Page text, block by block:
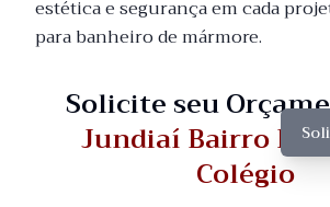
estética e segurança em cada
para banheiro de mármore.
Solicite seu
Jundiaí Bairro
Colégio